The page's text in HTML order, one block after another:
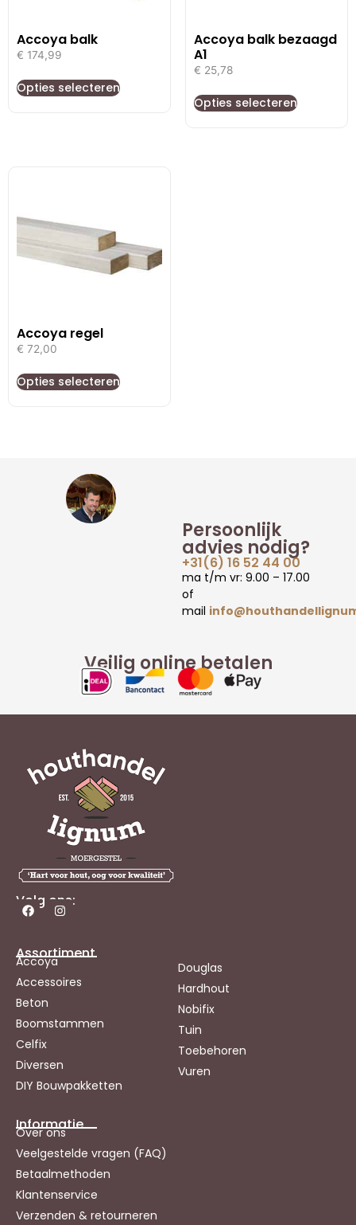
Accoya balk
€ 174,99
Opties selecteren
Accoya balk bezaagd
A1
€ 25,78
Opties selecteren
Accoya regel
€ 72,00
Opties selecteren
Veilig online betalen
Persoonlijk
advies nodig?
+31(6) 16 52 44 00
ma t/m vr: 9.00 – 17.00
of
mail
Volg ons:
Assortiment
Accoya
Accessoires
Beton
Boomstammen
Celfix
Diversen
DIY Bouwpakketten
Douglas
Hardhout
Nobifix
Tuin
Toebehoren
Vuren
Informatie
Over ons
Veelgestelde vragen (FAQ)
Betaalmethoden
Klantenservice
Verzenden & retourneren